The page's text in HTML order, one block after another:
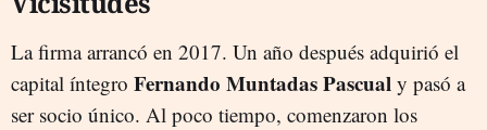
La firma arrancó en 2017. Un año después adquirió el
capital íntegro Fernando Muntadas Pascual y pasó a
ser socio único. Al poco tiempo, comenzaron los